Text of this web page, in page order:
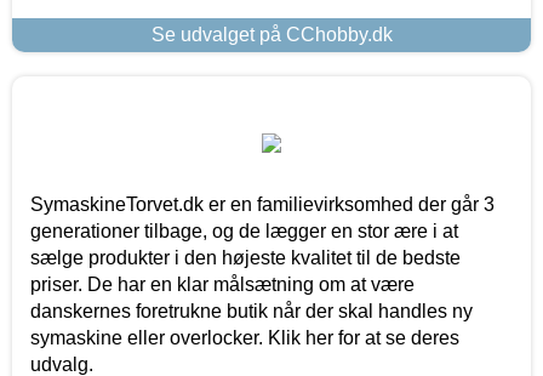
Se udvalget på CChobby.dk
SymaskineTorvet.dk er en familievirksomhed der går 3
generationer tilbage, og de lægger en stor ære i at
sælge produkter i den højeste kvalitet til de bedste
priser. De har en klar målsætning om at være
danskernes foretrukne butik når der skal handles ny
symaskine eller overlocker. Klik her for at se deres
udvalg.